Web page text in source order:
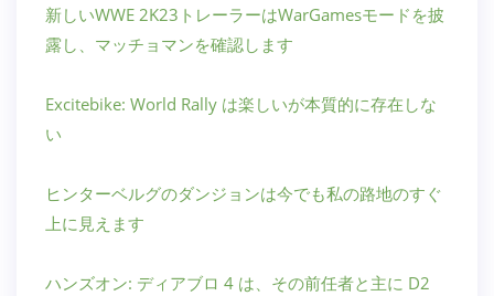
新しいWWE 2K23トレーラーはWarGamesモードを披
露し、マッチョマンを確認します
Excitebike: World Rally は楽しいが本質的に存在しな
い
ヒンターベルグのダンジョンは今でも私の路地のすぐ
上に見えます
ハンズオン: ディアブロ 4 は、その前任者と主に D2